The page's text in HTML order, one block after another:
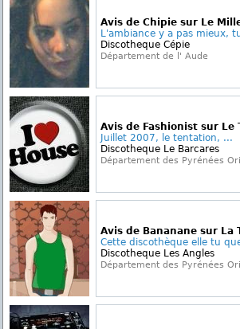
Avis de Chipie sur Le
L'ambiance y a pas mieux,
Discotheque Cépie
Département de l' Aude
Avis de Fashionist sur Le
Juillet 2007, le tentation, ...
Discotheque Le Barcares
Département des Pyrénées
Avis de Bananane sur La
Cette discothèque elle tu
Discotheque Les Angles
Département des Pyrénées